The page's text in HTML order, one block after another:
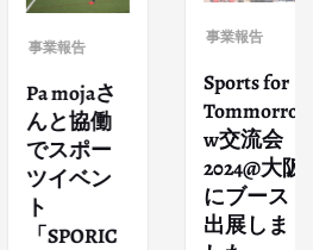
事業報告
Pa mojaさ
んと協働
でスポー
ツイベン
ト
「SPORIC
事業報告
Sports for
Tommorro
w交流会
2024@大阪
にブース
出展しま